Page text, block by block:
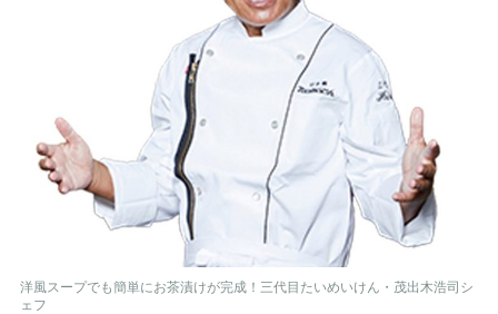
洋風スープでも簡単にお茶漬けが完成！三代目たいめいけん・茂出木浩司シ
ェフ